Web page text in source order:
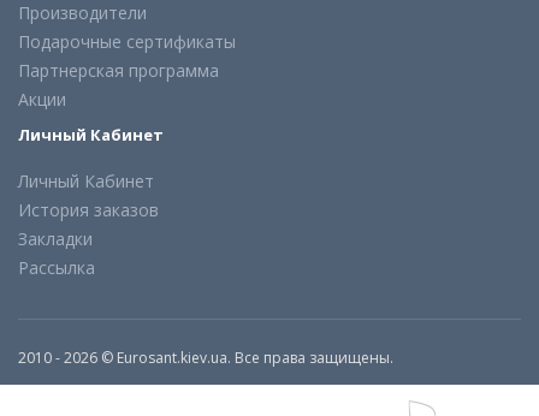
Производители
Подарочные сертификаты
Партнерская программа
Акции
Личный Кабинет
Личный Кабинет
История заказов
Закладки
Рассылка
2010 - 2026 © Eurosant.kiev.ua. Все права защищены.